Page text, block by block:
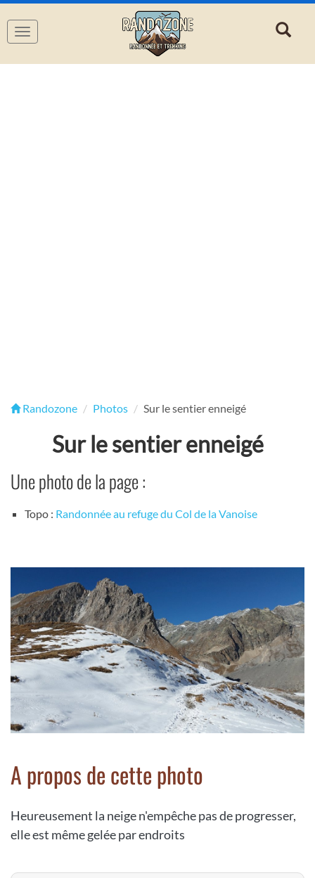
Navigation
Randozone Photos Sur le sentier enneigé
Sur le sentier enneigé
Une photo de la page :
Topo : Randonnée au refuge du Col de la Vanoise
A propos de cette photo
Heureusement la neige n'empêche pas de progresser,
elle est même gelée par endroits